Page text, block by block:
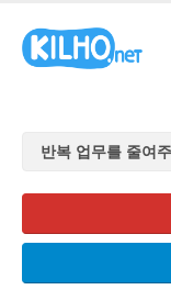
반복 업무를 줄여
반복 업무를 줄여
반복 업무를 줄여